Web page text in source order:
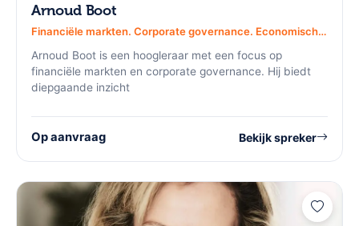
Arnoud Boot
Financiële markten. Corporate governance. Economische regulering.
Arnoud Boot is een hoogleraar met een focus op
financiële markten en corporate governance. Hij biedt
diepgaande inzicht
Op aanvraag Bekijk spreker